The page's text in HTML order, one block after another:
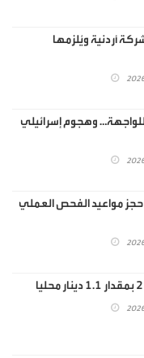
أردنية ويُلزمها
وهجوم إسرائيلي
مواعيد الفحص العملي